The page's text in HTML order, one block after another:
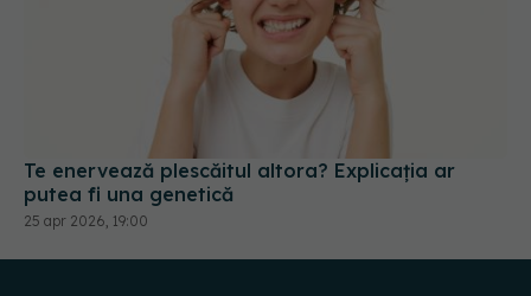
Te enervează plescăitul altora? Explicația ar
putea fi una genetică
25 apr 2026, 19:00